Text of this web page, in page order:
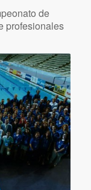
de
profesionales